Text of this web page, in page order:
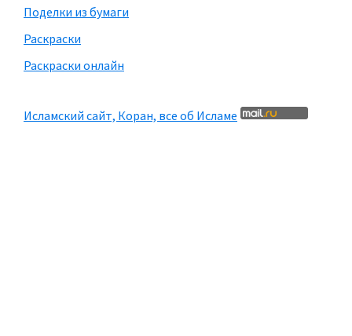
Поделки из бумаги
Раскраски
Раскраски онлайн
Исламский сайт, Коран, все об Исламе